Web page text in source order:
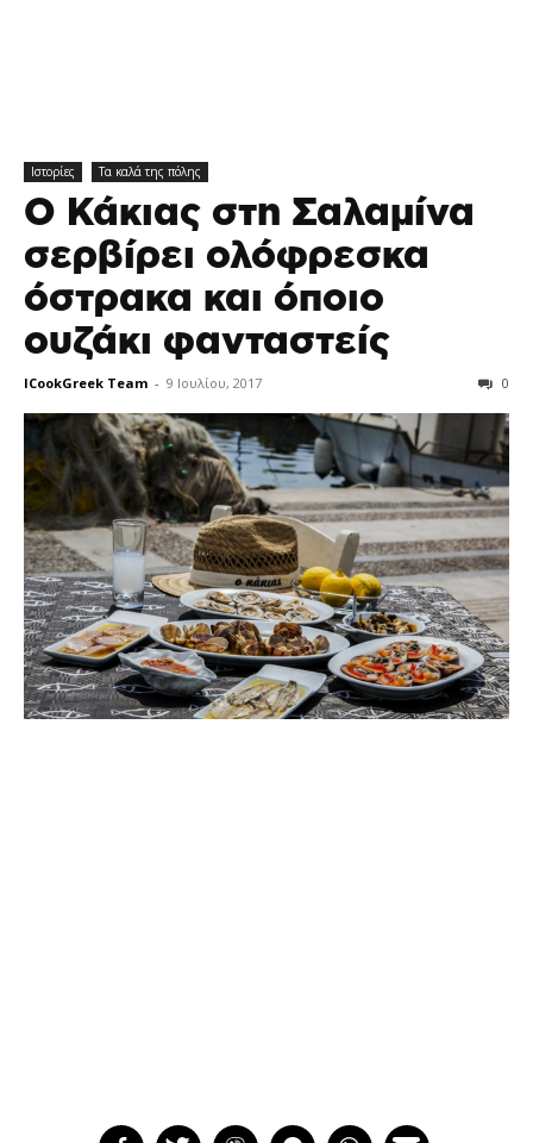
Ιστορίες Τα καλά της πόλης
Ο Κάκιας στη Σαλαμίνα
σερβίρει ολόφρεσκα
όστρακα και όποιο
ουζάκι φανταστείς
ICookGreek Team - 9 Ιουλίου, 2017 0